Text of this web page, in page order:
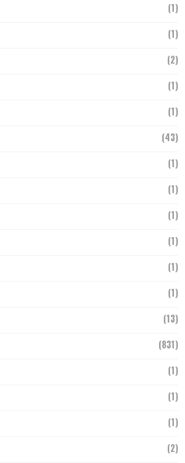
(1)
(1)
(2)
(1)
(1)
(43)
(1)
(1)
(1)
(1)
(1)
(1)
(13)
(831)
(1)
(1)
(1)
(2)